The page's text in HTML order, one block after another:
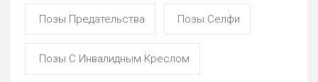
Позы Предательства Позы Селфи
Позы С Инвалидным Креслом